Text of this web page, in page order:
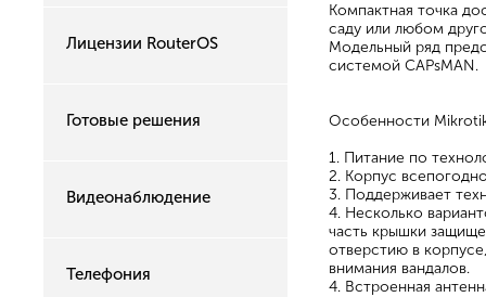
Лицензии RouterOS
Готовые решения
Видеонаблюдение
Телефония
Компактная точка
саду или любом
Модельный ряд
системой CAPsMAN.
Особенности
1. Питание по
2. Корпус
3. Поддерживает
4. Несколько
часть крышки
отверстию в
внимания вандалов.
4. Встроенная